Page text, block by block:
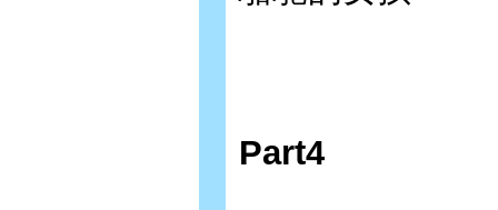
Part4